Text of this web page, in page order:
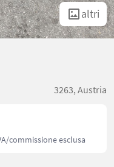
altri
3263, Austria
commissione esclusa